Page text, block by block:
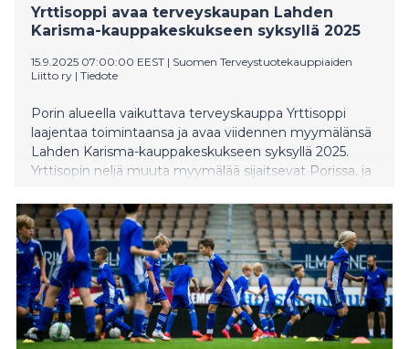
Yrttisoppi avaa terveyskaupan Lahden
Karisma-kauppakeskukseen syksyllä 2025
15.9.2025 07:00:00 EEST | Suomen Terveystuotekauppiaiden
Liitto ry | Tiedote
Porin alueella vaikuttava terveyskauppa Yrttisoppi
laajentaa toimintaansa ja avaa viidennen myymälänsä
Lahden Karisma-kauppakeskukseen syksyllä 2025.
Yrttisopin neljä muuta myymälää sijaitsevat Porissa, ja
Hämeessä uudella Lahden myymälällä.